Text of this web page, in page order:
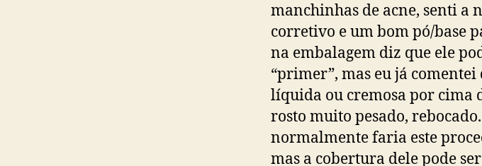
manchinhas de acne, senti a
corretivo e um bom pó/base
na embalagem diz que ele
“primer”, mas eu já comentei
líquida ou cremosa por cima
rosto muito pesado,
normalmente faria este
mas a cobertura dele pode